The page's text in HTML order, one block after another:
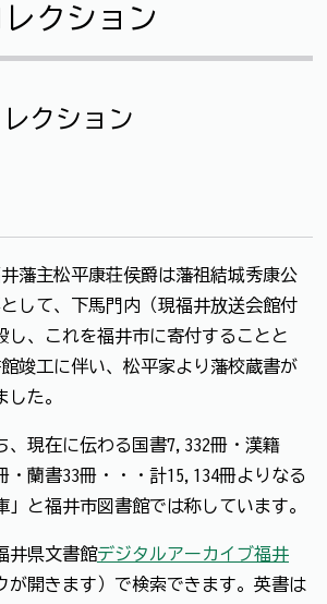
クション
クション
藩主松平康荘侯爵は藩祖結城秀康公
して、下馬門内（現福井放送会館付
し、これを福井市に寄付することと
竣工に伴い、松平家より藩校蔵書が
た。
、現在に伝わる国書7,332冊・漢籍
・蘭書33冊・・・計15,134冊よりなる
」と福井市図書館では称しています。
井県文書館デジタルアーカイブ福井
が開きます）で検索できます。英書は